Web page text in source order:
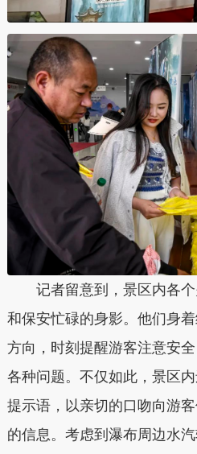
记者留意到，景区内各个
和保安忙碌的身影。他们身
方向，时刻提醒游客注意安
各种问题。不仅如此，景区
提示语，以亲切的口吻向游
的信息。考虑到瀑布周边水